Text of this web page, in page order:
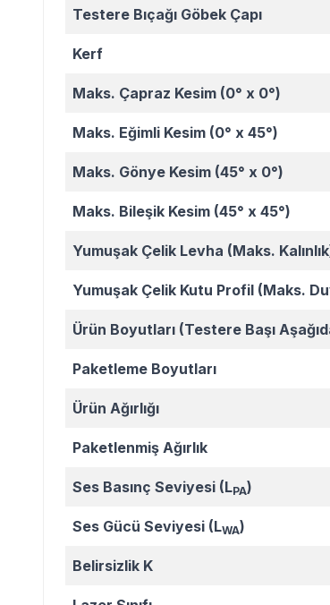
Testere Bıçağı Göbek Çapı
Kerf
Maks. Çapraz Kesim (0° x 0°)
Maks. Eğimli Kesim (0° x 45°)
Maks. Gönye Kesim (45° x 0°)
Maks. Bileşik Kesim (45° x 45°)
Yumuşak Çelik Levha (Maks.
Yumuşak Çelik Kutu Profil (Maks.
Ürün Boyutları (Testere Başı
Paketleme Boyutları
Ürün Ağırlığı
Paketlenmiş Ağırlık
Ses Basınç Seviyesi (LPA)
Ses Gücü Seviyesi (LWA)
Belirsizlik K